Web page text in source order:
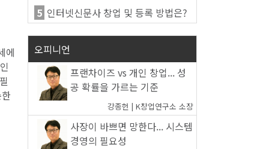
에
5 인터넷신문사 창업 및 등록 방법은?
오피니언
프랜차이즈 vs 개인 창업... 성
공 확률을 가르는 기준
강종헌 | K창업연구소 소장
사장이 바쁘면 망한다... 시스템
경영의 필요성